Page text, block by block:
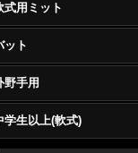
式用ミット
ット
野手用
学生以上(軟式)